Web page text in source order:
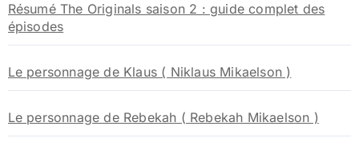
Résumé The Originals saison 2 : guide complet des
épisodes
Le personnage de Klaus ( Niklaus Mikaelson )
Le personnage de Rebekah ( Rebekah Mikaelson )